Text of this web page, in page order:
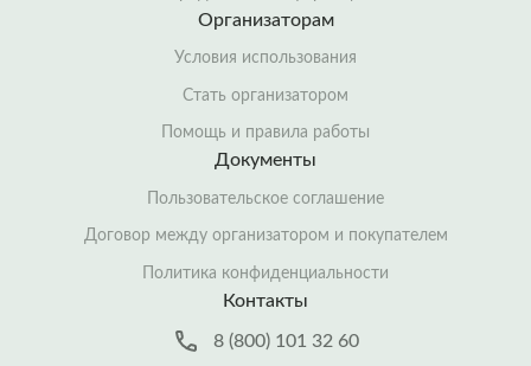
Организаторам
Условия использования
Стать организатором
Помощь и правила работы
Документы
Пользовательское соглашение
Договор между организатором и покупателем
Политика конфиденциальности
Контакты
8 (800) 101 32 60